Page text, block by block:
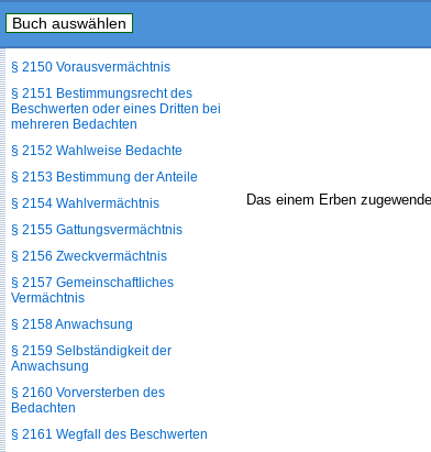
Buch auswählen
Das einem Erben
§ 2149 Vermächtnis an die
§ 2150 Vorausvermächtnis
§ 2151 Bestimmungsrecht des
Beschwerten oder eines Dritten bei
mehreren Bedachten
§ 2152 Wahlweise Bedachte
§ 2153 Bestimmung der Anteile
§ 2154 Wahlvermächtnis
§ 2155 Gattungsvermächtnis
§ 2156 Zweckvermächtnis
§ 2157 Gemeinschaftliches
Vermächtnis
§ 2158 Anwachsung
§ 2159 Selbständigkeit der
Anwachsung
§ 2160 Vorversterben des
Bedachten
§ 2161 Wegfall des Beschwerten